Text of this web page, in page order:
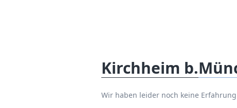
Kirchheim
Wir haben leider noch keine